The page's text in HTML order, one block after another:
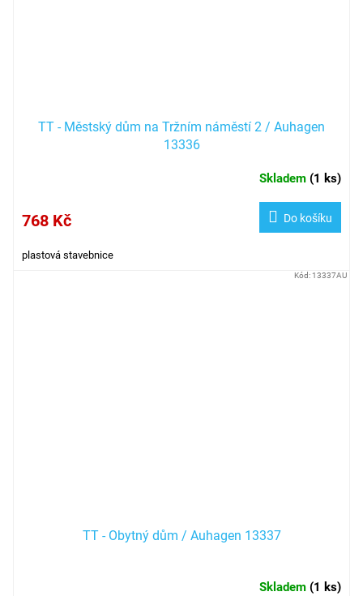
TT - Městský dům na Tržním náměstí 2 / Auhagen
13336
Skladem (1 ks)
768 Kč Do košíku
plastová stavebnice
TT - Obytný dům / Auhagen 13337
Skladem (1 ks)
Kód: 13337AU